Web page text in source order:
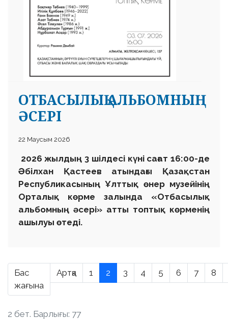
ОТБАСЫЛЫҚ АЛЬБОМНЫҢ
ӘСЕРІ
22 Маусым 2026
2026 жылдың 3 шілдесі күні сағат 16:00-де
Әбілхан Қастеев атындағы Қазақстан
Республикасының Ұлттық өнер музейінің
Орталық көрме залында «Отбасылық
альбомның әсері» атты топтық көрменің
ашылуы өтеді.
Бас
жағына
Артқа 1 2 3 4 5 6 7 8
2 бет. Барлығы: 77